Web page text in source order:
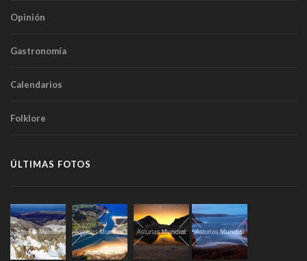
Opinión
Gastronomía
Calendarios
Folklore
ÚLTIMAS FOTOS